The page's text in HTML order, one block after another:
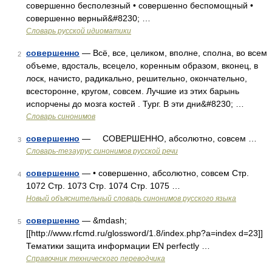
совершенно бесполезный • совершенно беспомощный •
совершенно верный&#8230; …
Словарь русской идиоматики
2 совершенно — Всё, все, целиком, вполне, сполна, во всем
объеме, вдосталь, всецело, коренным образом, вконец, в
лоск, начисто, радикально, решительно, окончательно,
всесторонне, кругом, совсем. Лучшие из этих барынь
испорчены до мозга костей . Тург. В эти дни&#8230; …
Словарь синонимов
3 совершенно — СОВЕРШЕННО, абсолютно, совсем …
Словарь-тезаурус синонимов русской речи
4 совершенно — • совершенно, абсолютно, совсем Стр.
1072 Стр. 1073 Стр. 1074 Стр. 1075 …
Новый объяснительный словарь синонимов русского языка
5 совершенно — &mdash;
[[http://www.rfcmd.ru/glossword/1.8/index.php?a=index d=23]]
Тематики защита информации EN perfectly …
Справочник технического переводчика